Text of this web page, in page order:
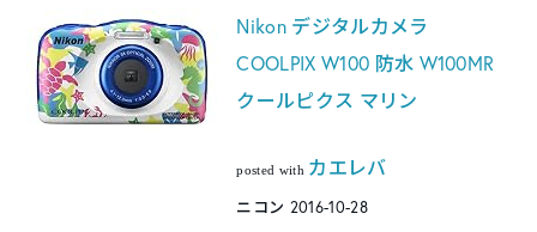
Nikon デジタルカメラ
COOLPIX W100 防水 W100MR
クールピクス マリン
posted with カエレバ
ニコン 2016-10-28